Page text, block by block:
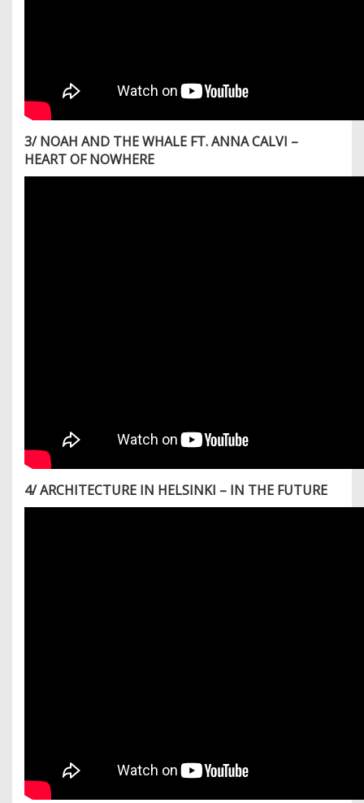
3/ NOAH AND THE WHALE FT. ANNA CALVI –
HEART OF NOWHERE
4/ ARCHITECTURE IN HELSINKI – IN THE FUTURE